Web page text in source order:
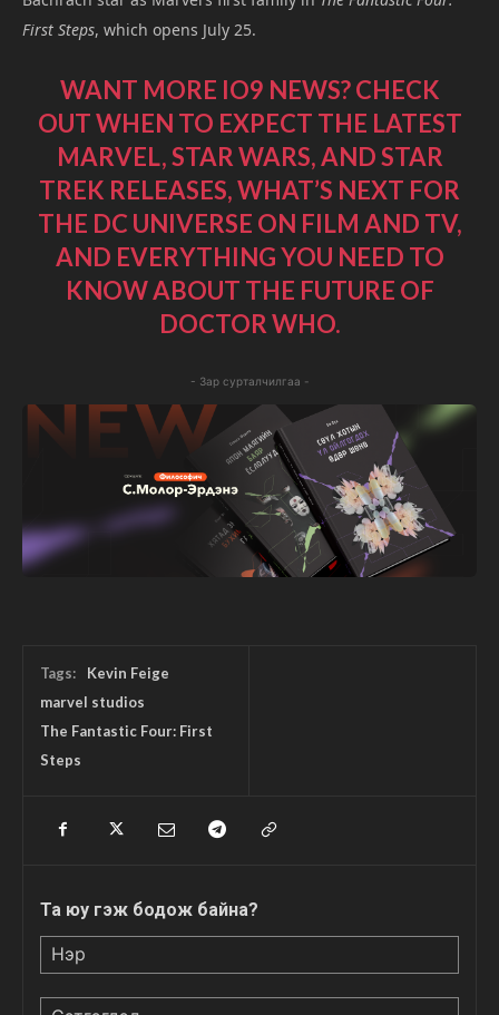
First Steps, which opens July 25.
WANT MORE IO9 NEWS? CHECK
OUT WHEN TO EXPECT THE LATEST
MARVEL,STAR WARS, ANDSTAR
TREK RELEASES, WHAT’S NEXT FOR
THE DC UNIVERSE ON FILM AND TV,
AND EVERYTHING YOU NEED TO
KNOW ABOUT THE FUTURE OF
DOCTOR WHO.
- Зар сурталчилгаа -
Tags:
Kevin Feige
marvel studios
The Fantastic Four: First
Steps
Та юу гэж бодож байна?